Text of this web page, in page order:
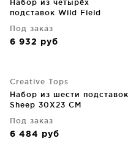
Набор из четырёх
подставок Wild Field
Под заказ
6 932 руб
Creative Tops
Набор из шести подставок
Sheep 30X23 CM
Под заказ
6 484 руб